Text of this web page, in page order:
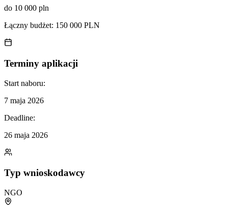
do 10 000 pln
Łączny budżet: 150 000 PLN
Terminy aplikacji
Start naboru:
7 maja 2026
Deadline:
26 maja 2026
Typ wnioskodawcy
NGO